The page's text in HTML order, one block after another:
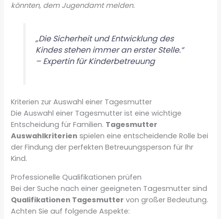
könnten, dem Jugendamt melden.
„Die Sicherheit und Entwicklung des
Kindes stehen immer an erster Stelle.“
– Expertin für Kinderbetreuung
Kriterien zur Auswahl einer Tagesmutter
Die Auswahl einer Tagesmutter ist eine wichtige
Entscheidung für Familien. Tagesmutter
Auswahlkriterien spielen eine entscheidende Rolle bei
der Findung der perfekten Betreuungsperson für Ihr
Kind.
Professionelle Qualifikationen prüfen
Bei der Suche nach einer geeigneten Tagesmutter sind
Qualifikationen Tagesmutter von großer Bedeutung.
Achten Sie auf folgende Aspekte: